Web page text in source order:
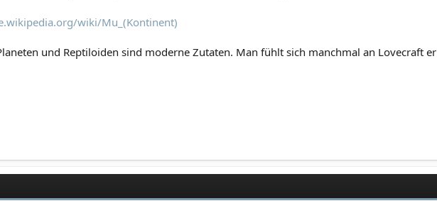
wiki/Mu_(Kontinent)
und Reptiloiden sind moderne Zutaten. Man fühlt sich manchmal an Lovecraft